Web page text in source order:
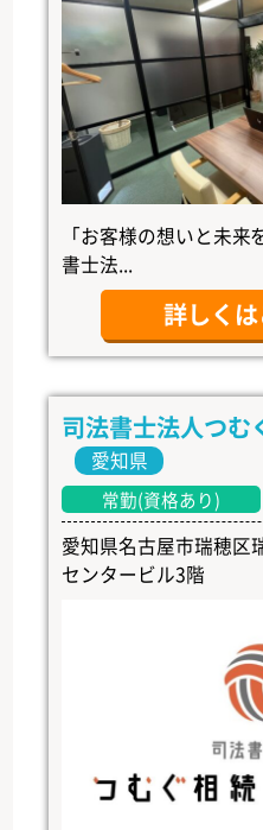
「お客様の想いと未
書士法...
詳しく
司法書士法人つむ
愛知県
常勤(資格あり)
愛知県名古屋市瑞穂区
センタービル3階